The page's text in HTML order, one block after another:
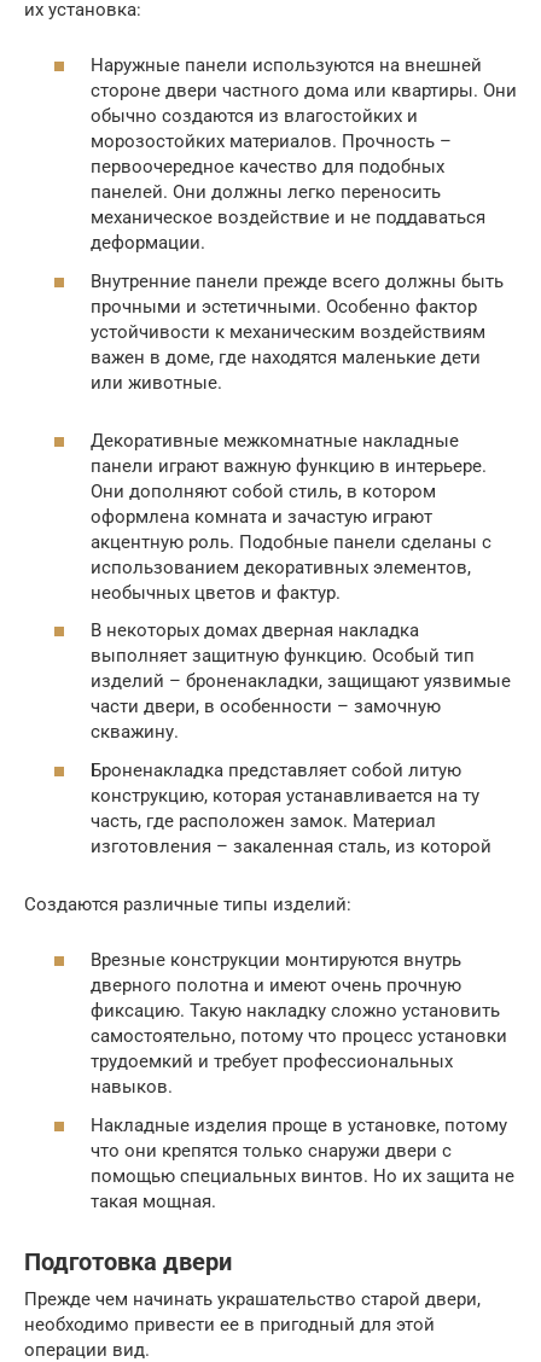
их установка:
Наружные панели используются на внешней
стороне двери частного дома или квартиры. Они
обычно создаются из влагостойких и
морозостойких материалов. Прочность –
первоочередное качество для подобных
панелей. Они должны легко переносить
механическое воздействие и не поддаваться
деформации.
Внутренние панели прежде всего должны быть
прочными и эстетичными. Особенно фактор
устойчивости к механическим воздействиям
важен в доме, где находятся маленькие дети
или животные.
Декоративные межкомнатные накладные
панели играют важную функцию в интерьере.
Они дополняют собой стиль, в котором
оформлена комната и зачастую играют
акцентную роль. Подобные панели сделаны с
использованием декоративных элементов,
необычных цветов и фактур.
В некоторых домах дверная накладка
выполняет защитную функцию. Особый тип
изделий – броненакладки, защищают уязвимые
части двери, в особенности – замочную
скважину.
Броненакладка представляет собой литую
конструкцию, которая устанавливается на ту
часть, где расположен замок. Материал
изготовления – закаленная сталь, из которой
Создаются различные типы изделий:
Врезные конструкции монтируются внутрь
дверного полотна и имеют очень прочную
фиксацию. Такую накладку сложно установить
самостоятельно, потому что процесс установки
трудоемкий и требует профессиональных
навыков.
Накладные изделия проще в установке, потому
что они крепятся только снаружи двери с
помощью специальных винтов. Но их защита не
такая мощная.
Подготовка двери
Прежде чем начинать украшательство старой двери,
необходимо привести ее в пригодный для этой
операции вид.